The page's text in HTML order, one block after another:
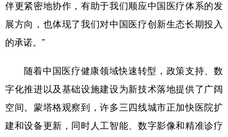
伴更紧密地协作，有助于我们顺应中国医疗体系的发
展方向，也体现了我们对中国医疗创新生态长期投入
的承诺。”
随着中国医疗健康领域快速转型，政策支持、数
字化推进以及基础设施建设为新技术落地提供了广阔
空间。蒙塔格观察到，许多三四线城市正加快医院扩
建和设备更新，同时人工智能、数字影像和精准诊疗